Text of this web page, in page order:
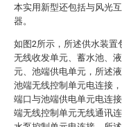
本实用新型还包括与风光
器。
如图2所示，所述供水装置
无线收发单元、蓄水池、
元、池端供电单元，所述
池端无线控制单元电连接
端口与池端供电单元电连
端无线控制单元无线通讯